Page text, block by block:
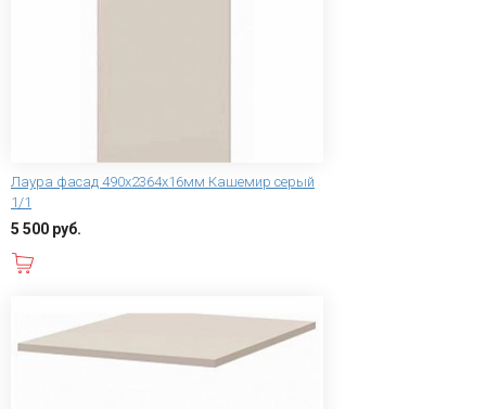
Лаура фасад 490x2364x16мм Кашемир серый
1/1
5 500 руб.